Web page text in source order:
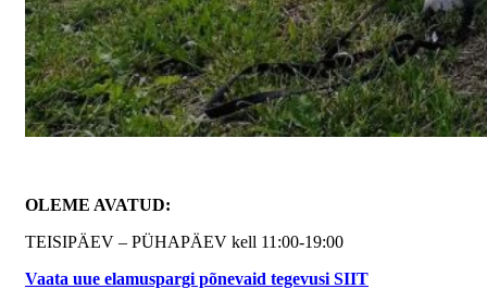
OLEME AVATUD:
TEISIPÄEV – PÜHAPÄEV kell 11:00-19:00
Vaata uue elamuspargi põnevaid tegevusi SIIT